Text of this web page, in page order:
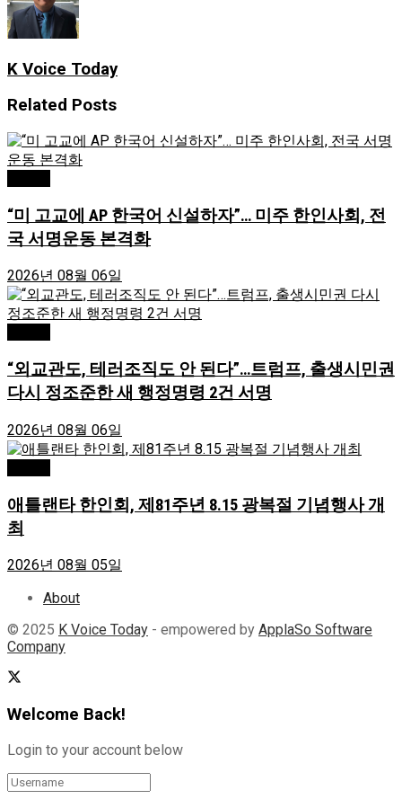
K Voice Today
Related Posts
“미 고교에 AP 한국어 신설하자”… 미주 한인사회, 전
국 서명운동 본격화
2026년 08월 06일
“외교관도, 테러조직도 안 된다”…트럼프, 출생시민권
다시 정조준한 새 행정명령 2건 서명
2026년 08월 06일
애틀랜타 한인회, 제81주년 8.15 광복절 기념행사 개
최
2026년 08월 05일
About
© 2025 K Voice Today - empowered by ApplaSo Software
Company
Welcome Back!
Login to your account below